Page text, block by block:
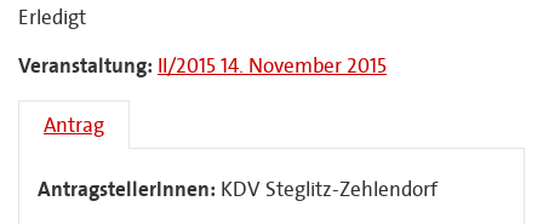
Erledigt
Veranstaltung: II/2015 14. November 2015
Antrag
AntragstellerInnen: KDV Steglitz-Zehlendorf